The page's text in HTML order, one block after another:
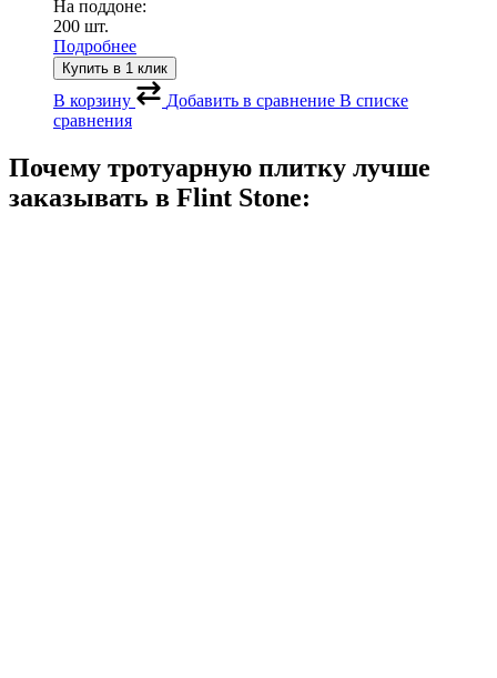
На поддоне:
200 шт.
Подробнее
Купить в 1 клик
В корзину Добавить в сравнение В списке
сравнения
Почему тротуарную плитку лучше
заказывать в Flint Stone: